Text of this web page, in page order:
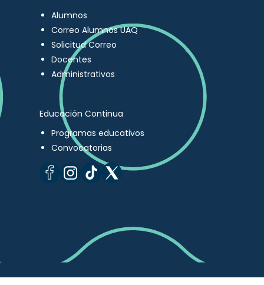
Alumnos
Correo Alumnos UAQ
Solicitud Correo
Docentes
Administrativos
Educación Continua
Programas educativos
Convocatorias